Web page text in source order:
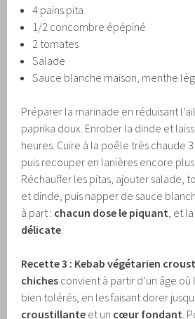
4 pains pita
1/2 concombre épépiné
2 tomates
Salade
Sauce blanche maison, menthe
Préparer la marinade en réduisant
paprika doux. Enrober la dinde et
heures. Cuire à la poêle très chaude
puis recouper en lanières encore plus
Réchauffer les pitas, ajouter salade,
et dinde, puis napper de sauce
à part : chacun dose le piquant, et la
délicate.
Recette 3 : Kebab végétarien
chiches convient à partir d’un âge
bien tolérés, en les faisant dorer
croustillante et un cœur fondant.